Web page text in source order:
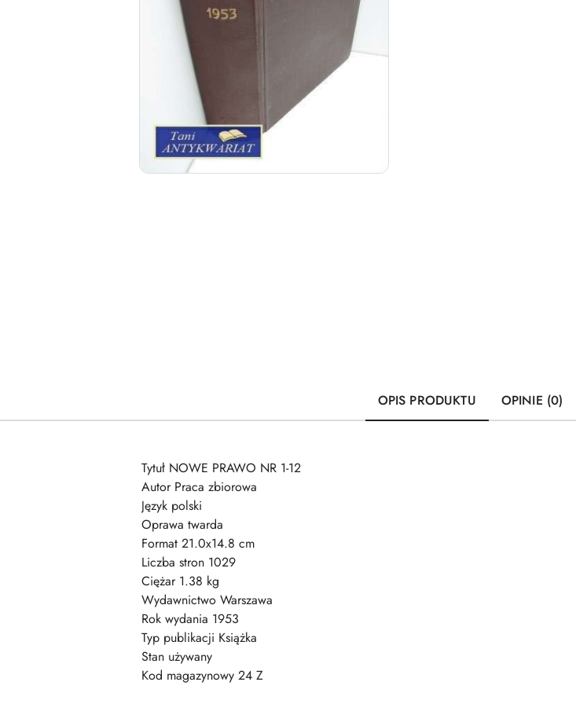
OPIS PRODUKTU OPINIE (0)
Tytuł NOWE PRAWO NR 1-12
Autor Praca zbiorowa
Język polski
Oprawa twarda
Format 21.0x14.8 cm
Liczba stron 1029
Ciężar 1.38 kg
Wydawnictwo Warszawa
Rok wydania 1953
Typ publikacji Książka
Stan używany
Kod magazynowy 24 Z